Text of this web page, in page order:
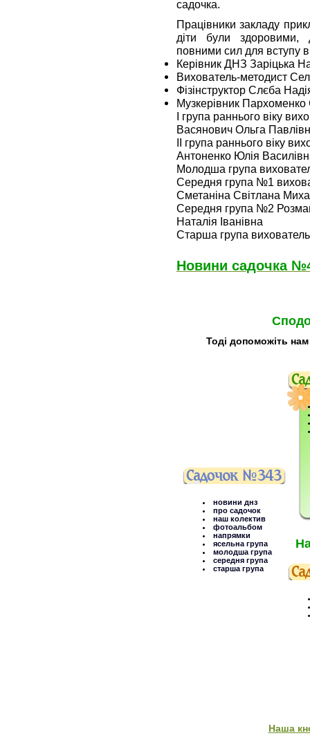
садочка.
Працівники закладу
діти були
повними сил для вступу
Керівник ДНЗ Заріцька
Вихователь-методист
Фізінструктор Слєба
Музкерівник Пархоменко
І група раннього віку
Васянович Ольга
ІІ група раннього віку
Антоненко Юлія
Молодша група
Середня група №1
Сметаніна Світлана
Середня група №2
Наталія Іванівна
Старша група
Новини садочка
Тоді допоможіть
новини днз
про садочок
наш колектив
фотоальбом
напрямки
ясельна група
молодша група
середня група
старша група
Наша